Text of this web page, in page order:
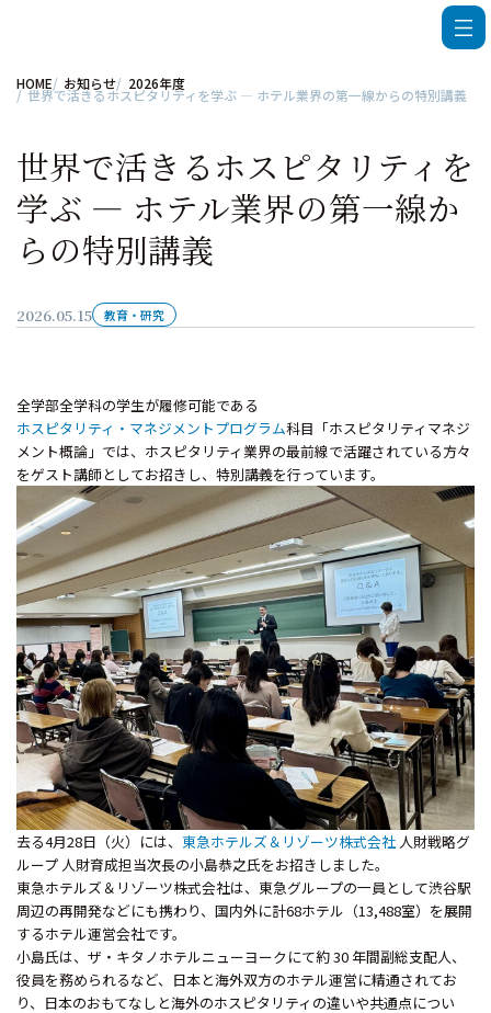
HOME お知らせ 2026年度
世界で活きるホスピタリティを学ぶ ― ホテル業界の第一線からの特別講義
世界で活きるホスピタリティを
学ぶ ― ホテル業界の第一線か
らの特別講義
2026.05.15 教育・研究
全学部全学科の学生が履修可能である
ホスピタリティ・マネジメントプログラム科目「ホスピタリティマネジ
メント概論」では、ホスピタリティ業界の最前線で活躍されている方々
をゲスト講師としてお招きし、特別講義を行っています。
去る4月28日（火）には、 東急ホテルズ＆リゾーツ株式会社 人財戦略グ
ループ 人財育成担当次長の小島恭之氏をお招きしました。
東急ホテルズ＆リゾーツ株式会社は、東急グループの一員として渋谷駅
周辺の再開発などにも携わり、国内外に計68ホテル（13,488室）を展開
するホテル運営会社です。
小島氏は、ザ・キタノホテルニューヨークにて約30年間副総支配人、
役員を務められるなど、日本と海外双方のホテル運営に精通されてお
り、日本のおもてなしと海外のホスピタリティの違いや共通点につい